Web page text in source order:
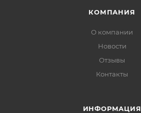
КОМПАНИЯ
О компании
Новости
Отзывы
Контакты
ИНФОРМАЦИЯ